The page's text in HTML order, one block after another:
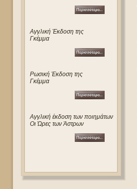
Αγγλική Έκδοση της
Γκέμμα
Ρωσική Έκδοση της
Γκέμμα
Αγγλική έκδοση των ποιημάτων
Οι Ώρες των Άστρων